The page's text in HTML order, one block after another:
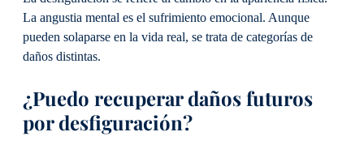
La angustia mental es el sufrimiento emocional. Aunque
pueden solaparse en la vida real, se trata de categorías de
daños distintas.
¿Puedo recuperar daños futuros
por desfiguración?